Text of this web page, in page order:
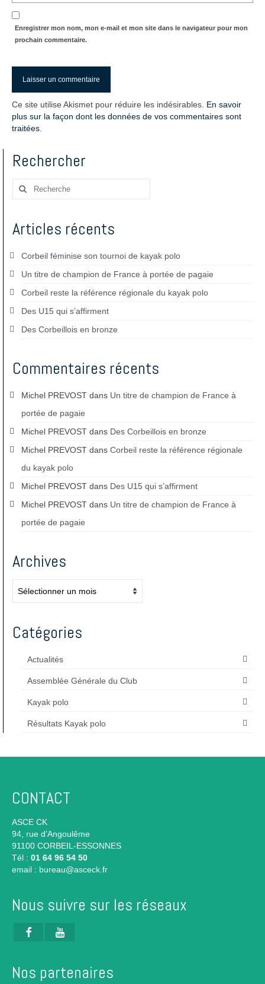
Enregistrer mon nom, mon e-mail et mon site dans le navigateur pour mon
prochain commentaire.
Ce site utilise Akismet pour réduire les indésirables. En savoir
plus sur la façon dont les données de vos commentaires sont
traitées
Rechercher
Rechercher
Articles récents
Corbeil féminise son tournoi de kayak polo
Un titre de champion de France à portée de pagaie
Corbeil reste la référence régionale du kayak polo
Des U15 qui s’affirment
Des Corbeillois en bronze
Commentaires récents
Michel PREVOST dans Un titre de champion de France à
portée de pagaie
Michel PREVOST dans Des Corbeillois en bronze
Michel PREVOST dans Corbeil reste la référence régionale
du kayak polo
Michel PREVOST dans Des U15 qui s’affirment
Michel PREVOST dans Un titre de champion de France à
portée de pagaie
Archives
Catégories
Actualités
Assemblée Générale du Club
Kayak polo
Résultats Kayak polo
CONTACT
ASCE CK
94, rue d’Angoulême
91100 CORBEIL-ESSONNES
Tél : 01 64 96 54 50
email : bureau@asceck.fr
Nous suivre sur les réseaux
Nos partenaires